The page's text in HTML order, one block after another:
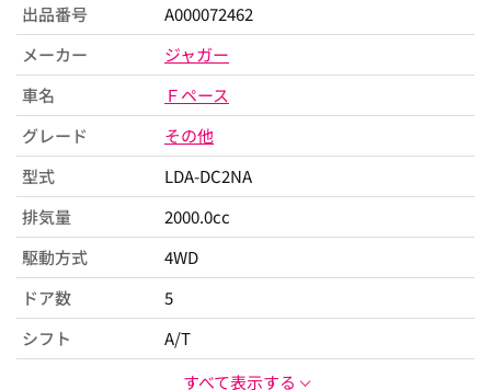
出品番号
A000072462
メーカー
ジャガー
車名
Ｆペース
グレード
その他
型式
LDA-DC2NA
排気量
2000.0cc
駆動方式
4WD
ドア数
5
シフト
A/T
すべて表示する